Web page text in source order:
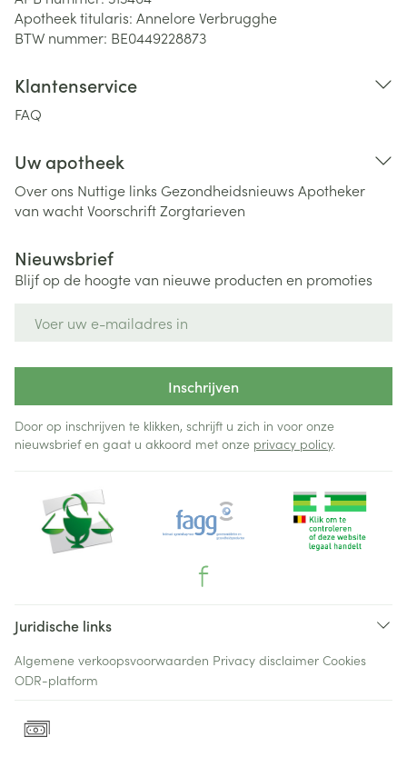
Apotheek titularis: Annelore Verbrugghe
BTW nummer: BE0449228873
Klantenservice
FAQ
Uw apotheek
Over ons Nuttige links Gezondheidsnieuws Apotheker
van wachtVoorschriftZorgtarieven
Nieuwsbrief
Blijf op de hoogte van nieuwe producten en promoties
Inschrijven
Door op inschrijven te klikken, schrijft u zich in voor onze
nieuwsbrief en gaat u akkoord met onze privacy policy.
Juridische links
Algemene verkoopsvoorwaarden Privacy disclaimer Cookies
ODR-platform